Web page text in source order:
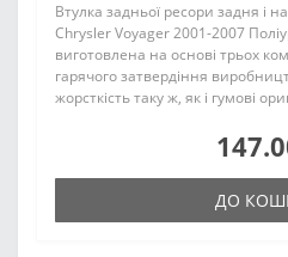
Втулка задньої ресори задня і
Chrysler Voyager 2001-2007
виготовлена на основі трьох
гарячого затвердіння
жорсткість таку ж, як і гумові
ДО